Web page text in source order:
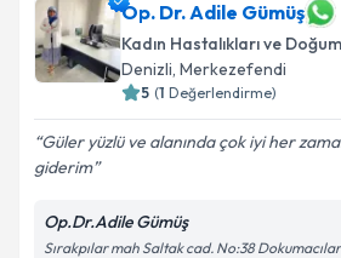
Op. Dr. Adile Gümüş
Kadın Hastalıkları ve Doğum
Denizli, Merkezefendi
5 (1 Değerlendirme)
Güler yüzlü ve alanında çok iyi her
giderim
Op.Dr.Adile Gümüş
Sırakpılar mah Saltak cad. No:38